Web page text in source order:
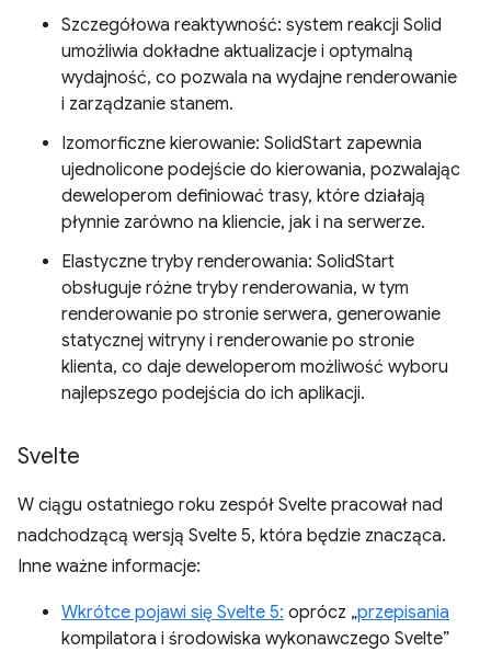
Szczegółowa reaktywność: system reakcji Solid
umożliwia dokładne aktualizacje i optymalną
wydajność, co pozwala na wydajne renderowanie
i zarządzanie stanem.
Izomorficzne kierowanie: SolidStart zapewnia
ujednolicone podejście do kierowania, pozwalając
deweloperom definiować trasy, które działają
płynnie zarówno na kliencie, jak i na serwerze.
Elastyczne tryby renderowania: SolidStart
obsługuje różne tryby renderowania, w tym
renderowanie po stronie serwera, generowanie
statycznej witryny i renderowanie po stronie
klienta, co daje deweloperom możliwość wyboru
najlepszego podejścia do ich aplikacji.
Svelte
W ciągu ostatniego roku zespół Svelte pracował nad
nadchodzącą wersją Svelte 5, która będzie znacząca.
Inne ważne informacje:
Wkrótce pojawi się Svelte 5: oprócz „przepisania
kompilatora i środowiska wykonawczego Svelte”